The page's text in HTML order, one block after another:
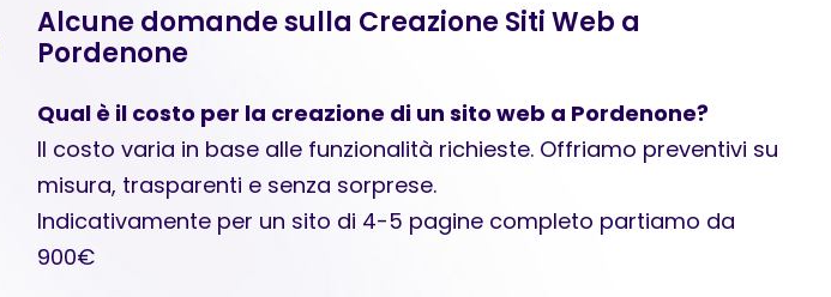
Alcune domande sulla Creazione Siti Web a
Pordenone
Qual è il costo per la creazione di un sito web a Pordenone?
Il costo varia in base alle funzionalità richieste. Offriamo preventivi su
misura, trasparenti e senza sorprese.
Indicativamente per un sito di 4-5 pagine completo partiamo da
900€